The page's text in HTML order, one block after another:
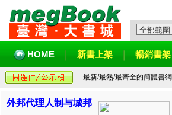
HOME 新書上架 暢銷書架
最新/最熱/最齊全的簡體書網
外邦代理人制与城邦